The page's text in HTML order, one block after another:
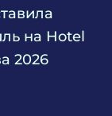
на Hotel
2026